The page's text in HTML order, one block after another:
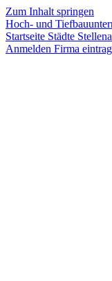
Zum Inhalt springen
Hoch- und
Startseite Städte
Anmelden Firma